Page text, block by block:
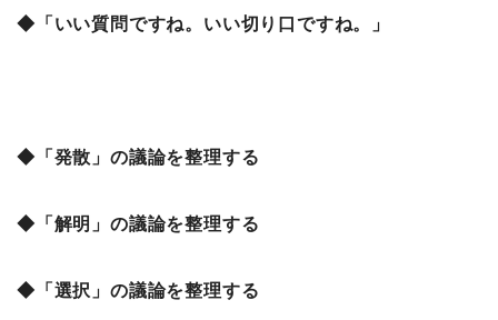
◆「いい質問ですね。いい切り口ですね。」
◆「発散」の議論を整理する
◆「解明」の議論を整理する
◆「選択」の議論を整理する